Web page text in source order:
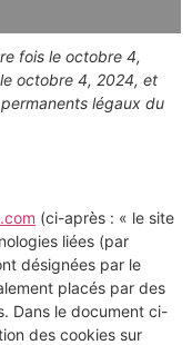
fois le octobre 4,
octobre 4, 2024, et
légaux du
(ci-après : « le site
liées (par
désignées par le
placés par des
Dans le document ci-
des cookies sur